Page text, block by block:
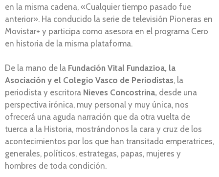
en la misma cadena, «Cualquier tiempo pasado fue
anterior». Ha conducido la serie de televisión Pioneras en
Movistar+ y participa como asesora en el programa Cero
en historia de la misma plataforma.
De la mano de la Fundación Vital Fundazioa, la
Asociación y el Colegio Vasco de Periodistas, la
periodista y escritora Nieves Concostrina, desde una
perspectiva irónica, muy personal y muy única, nos
ofrecerá una aguda narración que da otra vuelta de
tuerca a la Historia, mostrándonos la cara y cruz de los
acontecimientos por los que han transitado emperatrices,
generales, políticos, estrategas, papas, mujeres y
hombres de toda condición.